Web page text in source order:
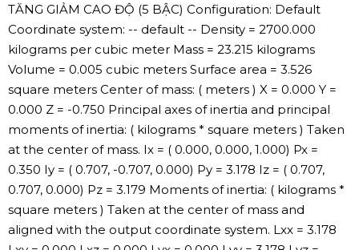
TĂNG GIẢM CAO ĐỘ (5 BẬC) Configuration: Default
Coordinate system: -- default -- Density = 2700.000
kilograms per cubic meter Mass = 23.215 kilograms
Volume = 0.005 cubic meters Surface area = 3.526
square meters Center of mass: ( meters ) X = 0.000 Y =
0.000 Z = -0.750 Principal axes of inertia and principal
moments of inertia: ( kilograms * square meters ) Taken
at the center of mass. Ix = ( 0.000, 0.000, 1.000) Px =
0.350 Iy = ( 0.707, -0.707, 0.000) Py = 3.178 Iz = ( 0.707,
0.707, 0.000) Pz = 3.179 Moments of inertia: ( kilograms *
square meters ) Taken at the center of mass and
aligned with the output coordinate system. Lxx = 3.178